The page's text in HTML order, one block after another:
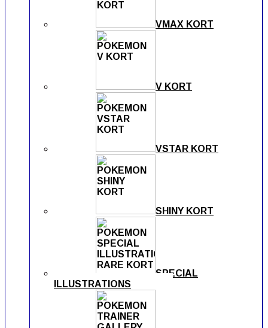
VMAX KORT
V KORT
VSTAR KORT
SHINY KORT
SPECIAL
ILLUSTRATIONS